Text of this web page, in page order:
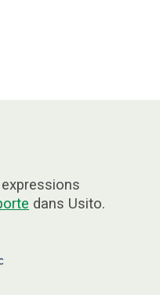
dans Usito.